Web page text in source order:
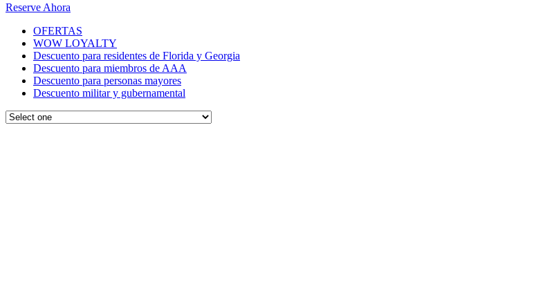
Reserve Ahora
OFERTAS
WOW LOYALTY
Descuento para residentes de Florida y Georgia
Descuento para miembros de AAA
Descuento para personas mayores
Descuento militar y gubernamental